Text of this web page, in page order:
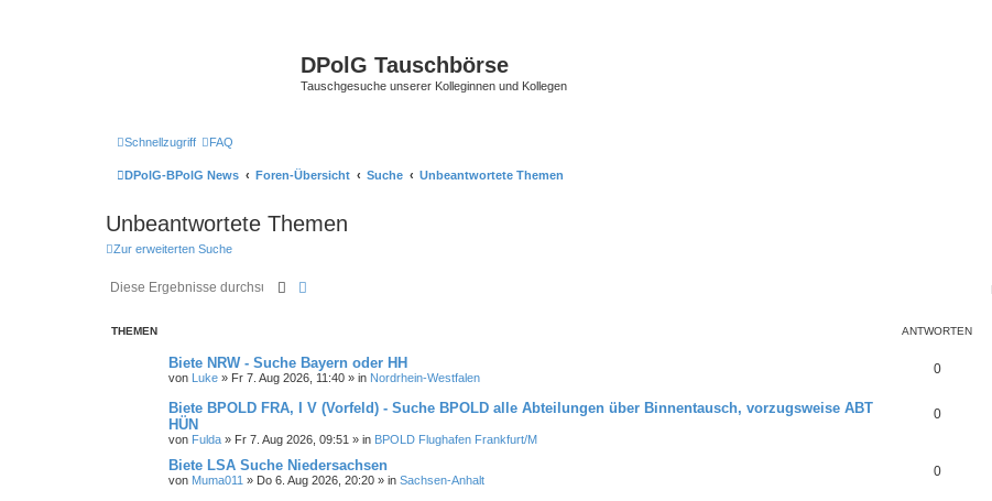
DPolG Tauschbörse
Tauschgesuche unserer Kolleginnen und Kollegen
Schnellzugriff FAQ
DPolG-BPolG News Foren-Übersicht Suche Unbeantwortete Themen
Unbeantwortete Themen
Zur erweiterten Suche
Suche
THEMEN ANTWORTEN
Biete NRW - Suche Bayern oder HH
von Luke » Fr 7. Aug 2026, 11:40 » in Nordrhein-Westfalen
0
Biete BPOLD FRA, I V (Vorfeld) - Suche BPOLD alle Abteilungen über Binnentausch, vorzugsweise ABT
HÜN
von Fulda » Fr 7. Aug 2026, 09:51 » in BPOLD Flughafen Frankfurt/M
0
Biete LSA Suche Niedersachsen
von Muma011 » Do 6. Aug 2026, 20:20 » in Sachsen-Anhalt
0